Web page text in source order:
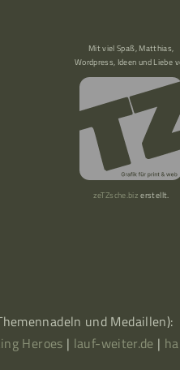
Mit viel Spaß, Matthias,
Wordpress, Ideen und Liebe
zeTZsche.biz erstellt.
und Medaillen):
Heroes | lauf-weiter.de |